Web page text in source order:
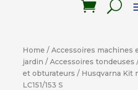
Home / Accessoires machines
jardin / Accessoires tondeuses
et obturateurs / Husqvarna Kit
LC151/153 S